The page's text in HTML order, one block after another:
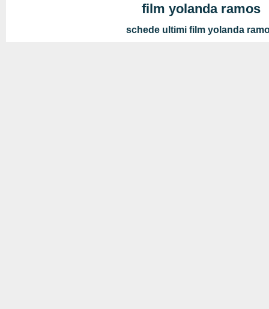
film yolanda ramos
schede ultimi film yolanda